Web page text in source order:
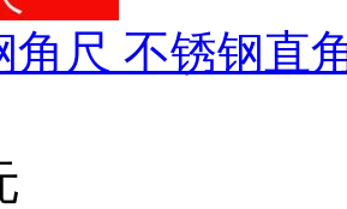
角尺 不锈钢直